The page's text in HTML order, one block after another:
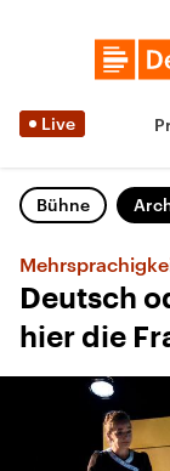
Live
Bühne
Deutsch
hier die